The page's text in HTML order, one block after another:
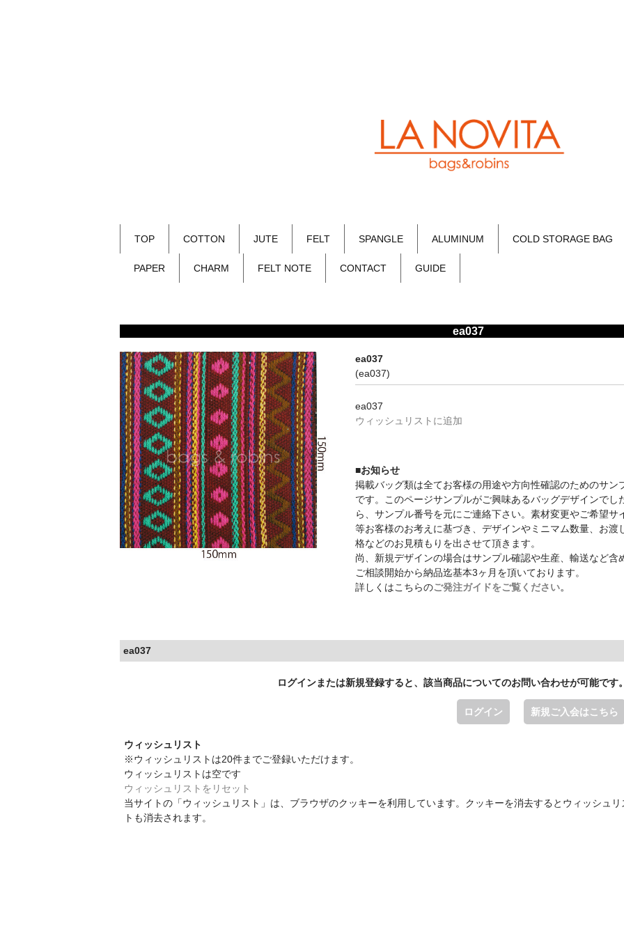
TOP COTTON JUTE FELT SPANGLE ALUMINUM COLD STORAGE BAG
PAPER CHARM FELT NOTE CONTACT GUIDE
ea037
ea037
(ea037)
ea037
ウィッシュリストに追加
■お知らせ
掲載バッグ類は全てお客様の用途や方向性確認のためのサン
です。このページサンプルがご興味あるバッグデザインでし
ら、サンプル番号を元にご連絡下さい。素材変更やご希望サ
等お客様のお考えに基づき、デザインやミニマム数量、お渡
格などのお見積もりを出させて頂きます。
尚、新規デザインの場合はサンプル確認や生産、輸送など含
ご相談開始から納品迄基本3ヶ月を頂いております。
詳しくはこちらのご発注ガイドをご覧ください。
ea037
ログインまたは新規登録すると、該当商品についてのお問い合わせが可能です
ログイン 新規ご入会はこちら
ウィッシュリスト
※ウィッシュリストは20件までご登録いただけます。
ウィッシュリストは空です
ウィッシュリストをリセット
当サイトの「ウィッシュリスト」は、ブラウザのクッキーを利用しています。クッキーを消去するとウィッシュリ
トも消去されます。